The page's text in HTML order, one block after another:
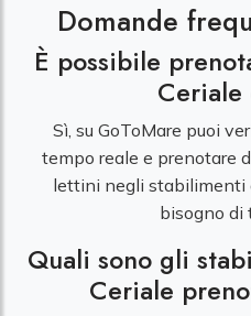
Domande
È possibile
Sì, su GoToMare puoi
tempo reale e prenotare
lettini negli stabilimenti
bisogno di
Quali sono gli
Ceriale